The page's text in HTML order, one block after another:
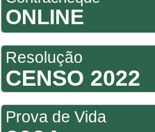
ONLINE
Resolução
CENSO 2022
Prova de Vida